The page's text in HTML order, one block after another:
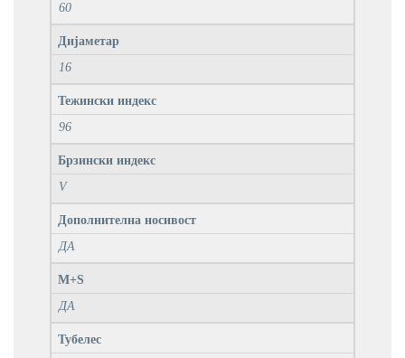
60
Дијаметар
16
Тежински индекс
96
Брзински индекс
V
Дополнителна носивост
ДА
M+S
ДА
Тубелес